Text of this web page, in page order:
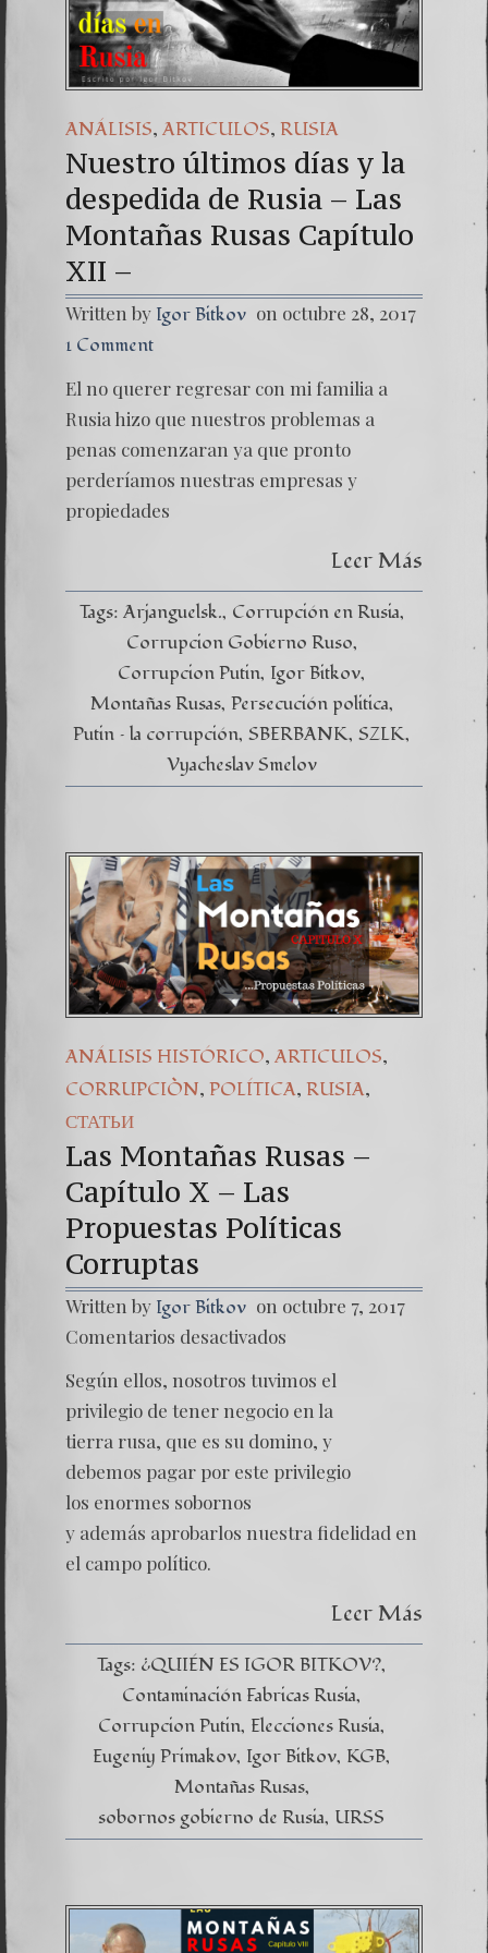
Una
7.
ANÁLISIS, ARTICULOS, RUSIA
Nuestro últimos días y la
despedida de Rusia – Las
Montañas Rusas Capítulo
XII –
Written by Igor Bitkov on octubre 28, 2017
1 Comment
El no querer regresar con mi familia a
Rusia hizo que nuestros problemas a
penas comenzaran ya que pronto
perderíamos nuestras empresas y
propiedades
Leer Más
Tags: Arjanguelsk. Corrupción en Rusia
Corrupcion Gobierno Ruso
Corrupcion Putin Igor Bitkov
Montañas Rusas Persecución politica
Putin – la corrupción SBERBANK SZLK
Vyacheslav Smelov
ANÁLISIS HISTÓRICO, ARTICULOS,
CORRUPCIÒN, POLÍTICA, RUSIA,
СТАТЬИ
Las Montañas Rusas –
Capítulo X – Las
Propuestas Políticas
Corruptas
Written by Igor Bitkov on octubre 7, 2017
Comentarios desactivados
Según ellos, nosotros tuvimos el
privilegio de tener negocio en la
tierra rusa, que es su domino, y
debemos pagar por este privilegio
los enormes sobornos
y además aprobarlos nuestra fidelidad en
el campo político.
Leer Más
Tags: ¿QUIÉN ES IGOR BITKOV?
Contaminación Fabricas Rusia
Corrupcion Putin Elecciones Rusia
Eugeniy Primakov Igor Bitkov KGB
Montañas Rusas
sobornos gobierno de Rusia URSS